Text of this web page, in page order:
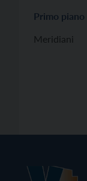
Primo piano
Meridiani